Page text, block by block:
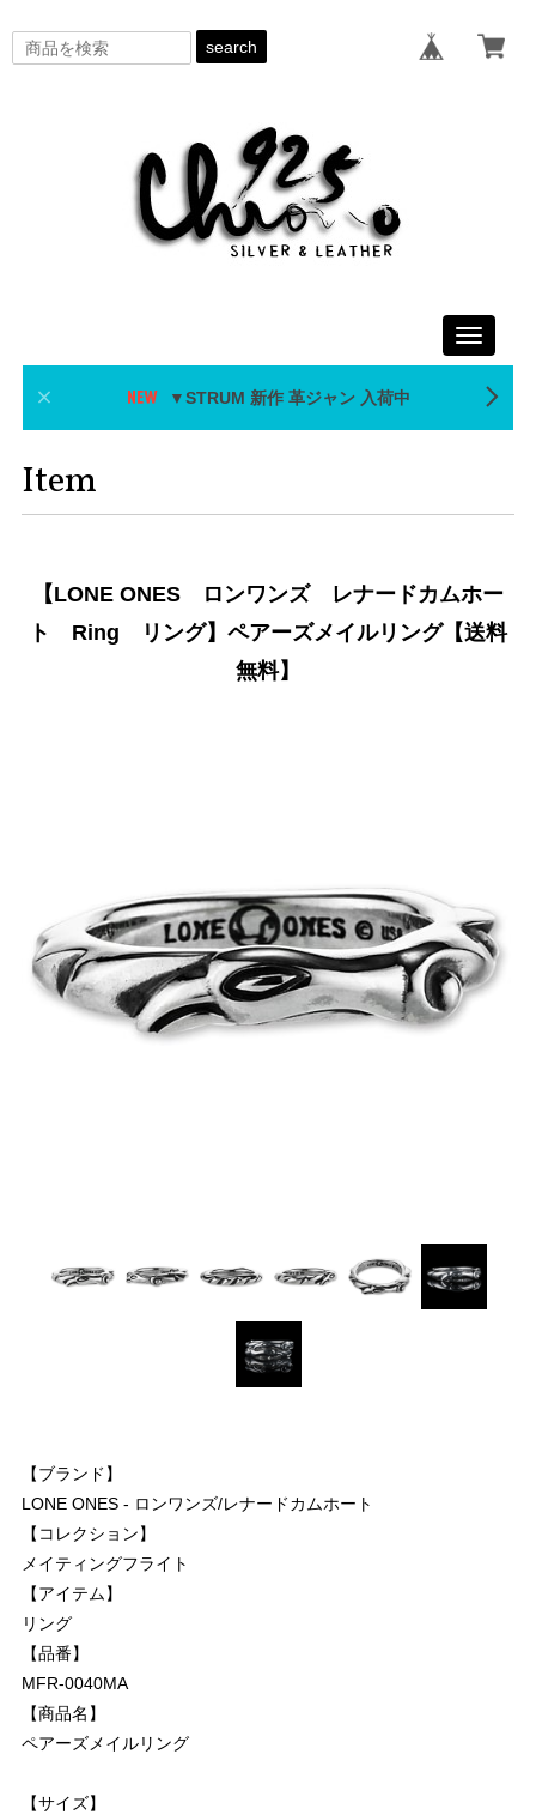
search
Toggle
▼STRUM 新作 革ジャン 入荷中
Item
【LONE ONES ロンワンズ レナードカムホー
ト Ring リング】ペアーズメイルリング【送料
無料】
【ブランド】
LONE ONES - ロンワンズ/レナードカムホート
【コレクション】
メイティングフライト
【アイテム】
リング
【品番】
MFR-0040MA
【商品名】
ペアーズメイルリング
【サイズ】